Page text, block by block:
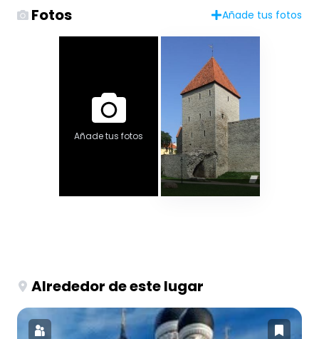
Fotos Añade tus fotos
Añade tus fotos
Alrededor de este lugar